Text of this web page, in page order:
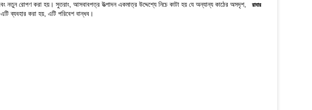
নতুন রোপণ করা হয়। সুতরাং, আসবাবপত্র উত্পাদন একমাত্র উদ্দেশ্যে নিচে কাটা হয় যে অন্যান্য কাঠের অসদৃশ,
রাবার
ব্যবহার করা হয়, এটি পরিবেশ বান্ধব।